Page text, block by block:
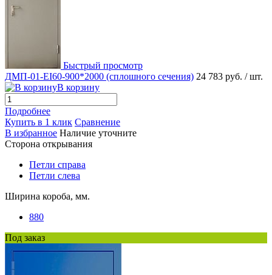
Быстрый просмотр
ДМП-01-EI60-900*2000 (сплошного сечения) 24 783 руб. / шт.
В корзину
Подробнее
Купить в 1 клик Сравнение
В избранное Наличие уточните
Сторона открывания
Петли справа
Петли слева
Ширина короба, мм.
880
Под заказ